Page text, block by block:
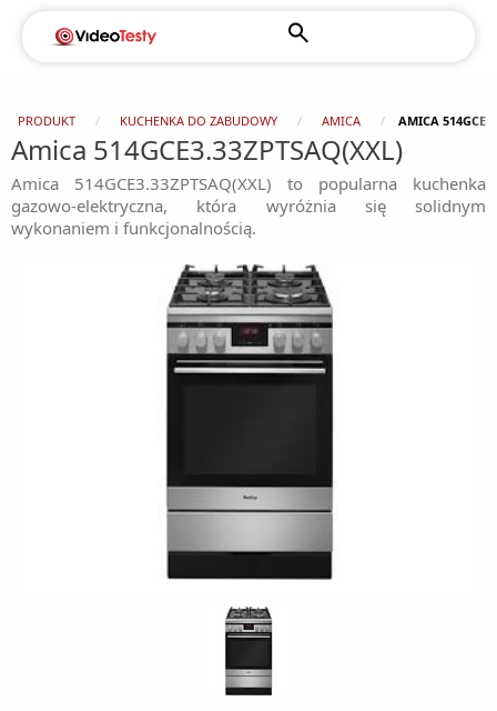
PRODUKT KUCHENKA DO ZABUDOWY AMICA AMICA
Amica 514GCE3.33ZPTSAQ(XXL)
Amica 514GCE3.33ZPTSAQ(XXL) to popularna kuchenka
gazowo-elektryczna, która wyróżnia się solidnym
wykonaniem i funkcjonalnością.